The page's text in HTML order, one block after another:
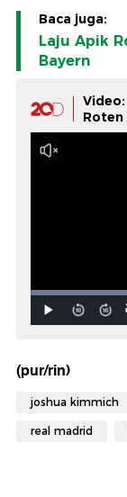
Baca juga:
Laju Apik
Bayern
Roten
(pur/rin)
joshua kimmich
real madrid